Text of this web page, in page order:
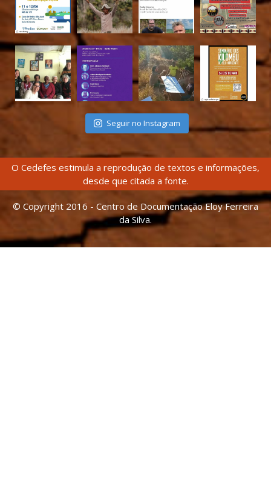
Seguir no Instagram
O Cedefes estimula a reprodução de textos e informações,
desde que citada a fonte.
© Copyright 2016 - Centro de Documentação Eloy Ferreira
da Silva.